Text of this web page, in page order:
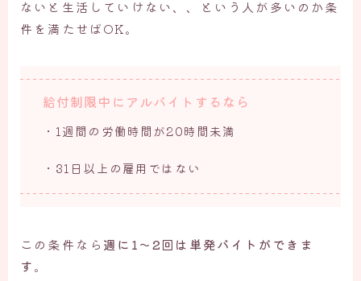
ないと生活していけない、、という人が多いのか条
件を満たせばOK。
給付制限中にアルバイトするなら
・1週間の労働時間が20時間未満
・31日以上の雇用ではない
この条件なら 週に1〜2回は単発バイトができま
す。